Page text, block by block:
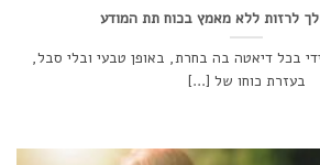
לרזות ללא מאמץ בכוח תת המודע
בכל דיאטה בה בחרת, באופן טבעי ובלי סבל,
בעזרת כוחו של [...]